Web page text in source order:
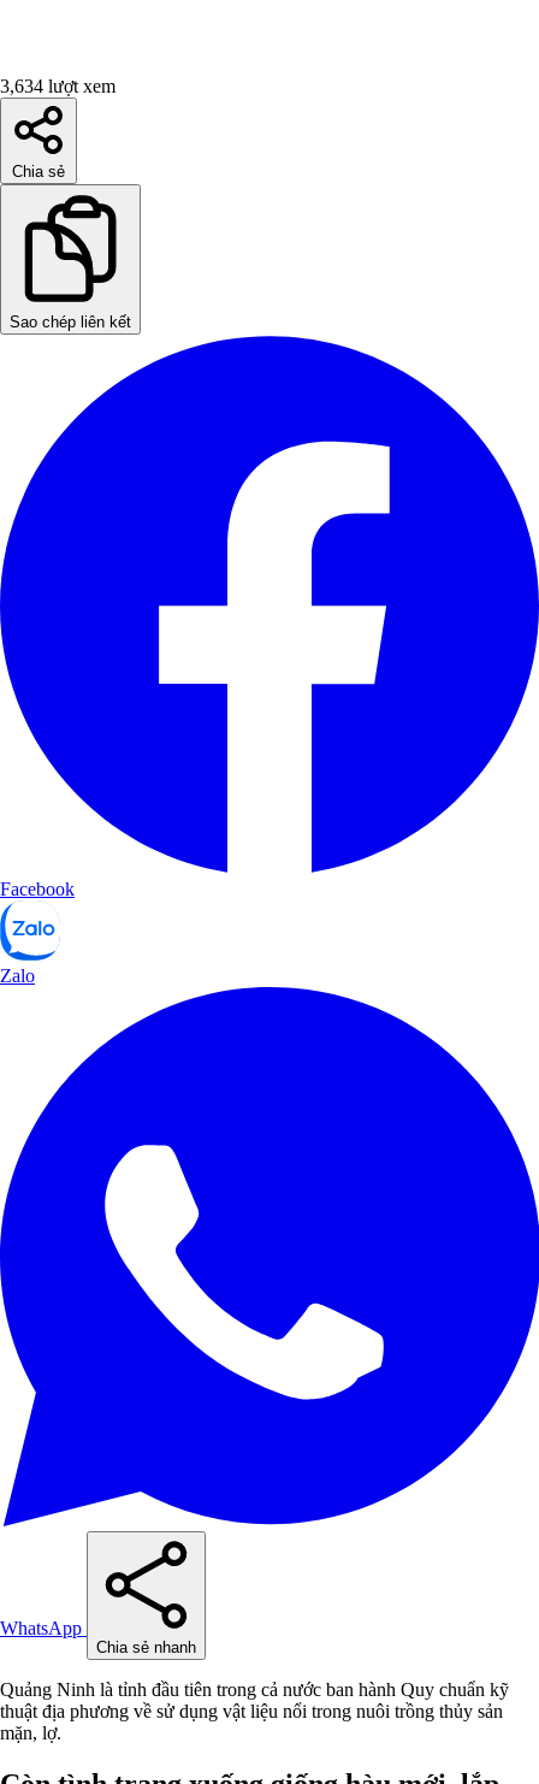
3,634 lượt xem
Chia sẻ
Sao chép liên kết
Facebook
Zalo
WhatsApp
Chia sẻ nhanh
Quảng Ninh là tỉnh đầu tiên trong cả nước ban hành Quy chuẩn kỹ
thuật địa phương về sử dụng vật liệu nổi trong nuôi trồng thủy sản
mặn, lợ.